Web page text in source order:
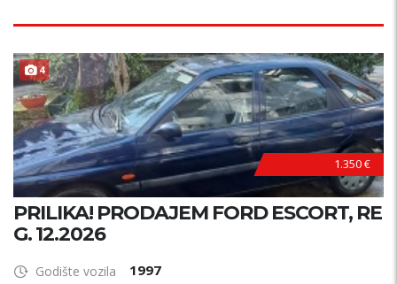
4
1.350 €
PRILIKA! PRODAJEM FORD ESCORT, RE
G. 12.2026
Godište vozila 1997